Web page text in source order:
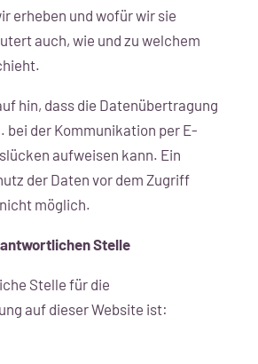
erheben und wofür wir sie
auch, wie und zu welchem
hin, dass die Datenübertragung
bei der Kommunikation per E-
aufweisen kann. Ein
der Daten vor dem Zugriff
möglich.
Stelle
Stelle für die
auf dieser Website ist: